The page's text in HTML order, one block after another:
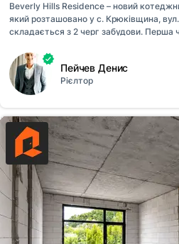
Beverly Hills Residence – новий
який розташовано у с. Крюківщина,
складається з 2 черг забудови. Перша
різновидами планувань, які вже
проєктах. Запланована дата
2021р. Перевагою наших котеджів
будівництва, а саме: капітальний
бетону, цегла німецької якості 2NF,
мм!, 5-камерні вікна Rehau з
чеська металочерепиця. Кожний
та 10 кВт...
Пейчев Денис
Рієлтор